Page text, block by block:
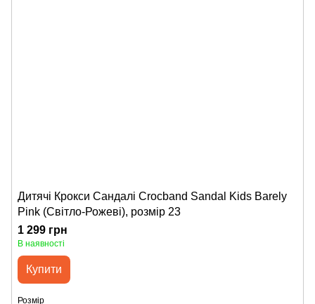
Дитячі Крокси Сандалі Crocband Sandal Kids Barely
Pink (Світло-Рожеві), розмір 23
1 299 грн
В наявності
Купити
Розмір